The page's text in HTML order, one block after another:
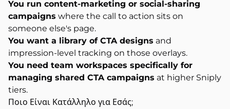
You run content-marketing or social-sharing
campaigns where the call to action sits on
someone else's page.
You want a library of CTA designs and
impression-level tracking on those overlays.
You need team workspaces specifically for
managing shared CTA campaigns at higher Sniply
tiers.
Ποιο Είναι Κατάλληλο για Εσάς;